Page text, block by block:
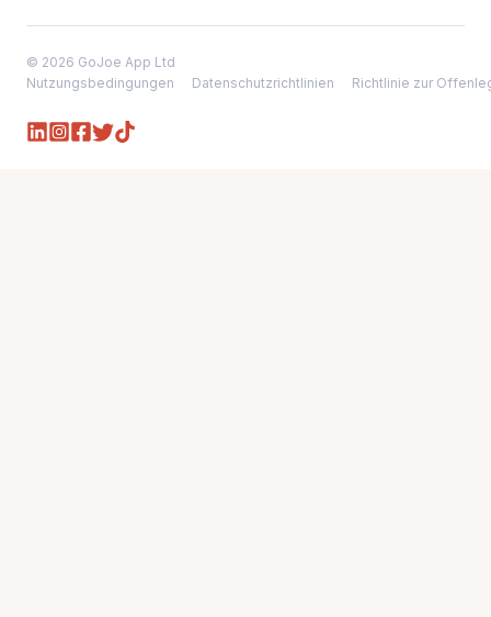
© 2026 GoJoe App Ltd
Nutzungsbedingungen
Datenschutzrichtlinien Richtlinie zur